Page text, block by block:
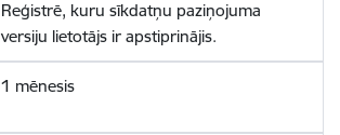
Reģistrē, kuru sīkdatņu paziņojuma
versiju lietotājs ir apstiprinājis.
1 mēnesis